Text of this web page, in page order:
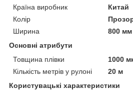
Країна виробник
Китай
Колір
Ширина
800 мм
Основні атрибути
Товщина плівки
1000
Кількість метрів у рулоні
20 м
Користувацькі характеристики